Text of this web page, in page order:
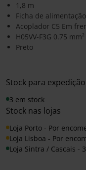
1,8 m
Ficha de
Acoplador C5 Em
H05VV-F3G 0.75 mm²
Preto
Stock para expedição
3 em stock
Stock nas lojas
Loja Porto - Por
Loja Lisboa - Por
Loja Sintra / Cascais -